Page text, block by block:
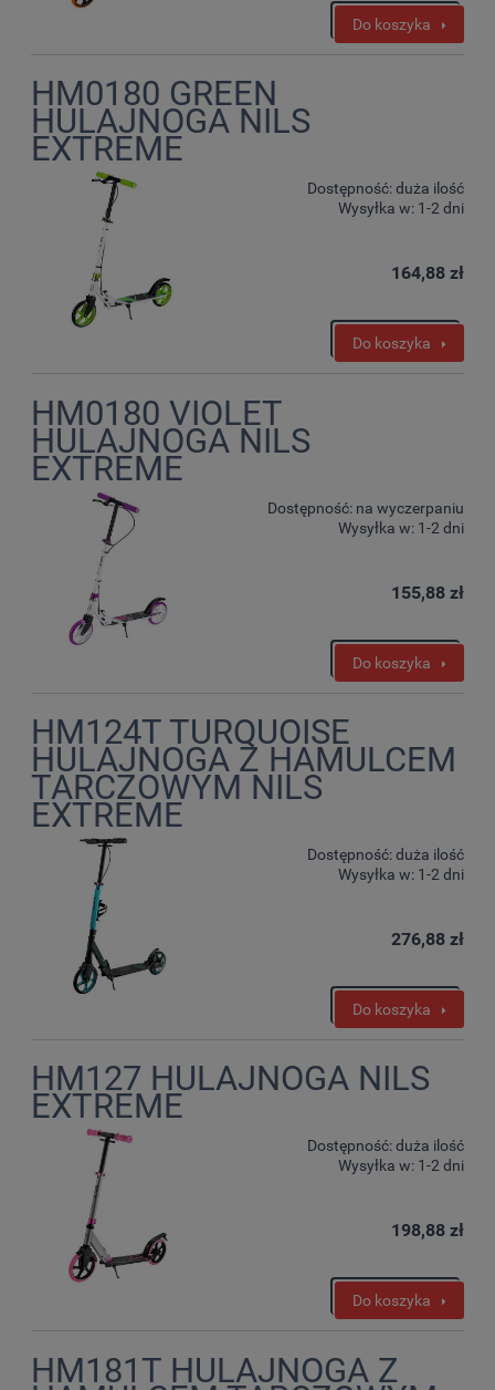
Do koszyka
HM0180 GREEN
HULAJNOGA NILS
EXTREME
Dostępność:duża ilość
Wysyłka w: 1-2 dni
164,88 zł
Do koszyka
HM0180 VIOLET
HULAJNOGA NILS
EXTREME
Dostępność: na wyczerpaniu
Wysyłka w: 1-2 dni
155,88 zł
Do koszyka
HM124T TURQUOISE
HULAJNOGA Z HAMULCEM
TARCZOWYM NILS
EXTREME
Dostępność:duża ilość
Wysyłka w: 1-2 dni
276,88 zł
Do koszyka
HM127 HULAJNOGA NILS
EXTREME
Dostępność:duża ilość
Wysyłka w: 1-2 dni
198,88 zł
Do koszyka
HM181T HULAJNOGA Z